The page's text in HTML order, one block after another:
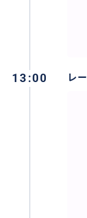
13:00 レ